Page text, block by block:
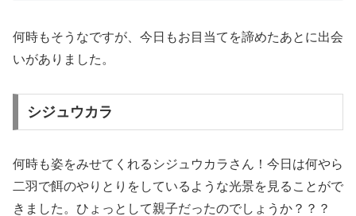
何時もそうなですが、今日もお目当てを諦めたあとに出会
いがありました。
シジュウカラ
何時も姿をみせてくれるシジュウカラさん！今日は何やら
二羽で餌のやりとりをしているような光景を見ることがで
きました。ひょっとして親子だったのでしょうか？？？